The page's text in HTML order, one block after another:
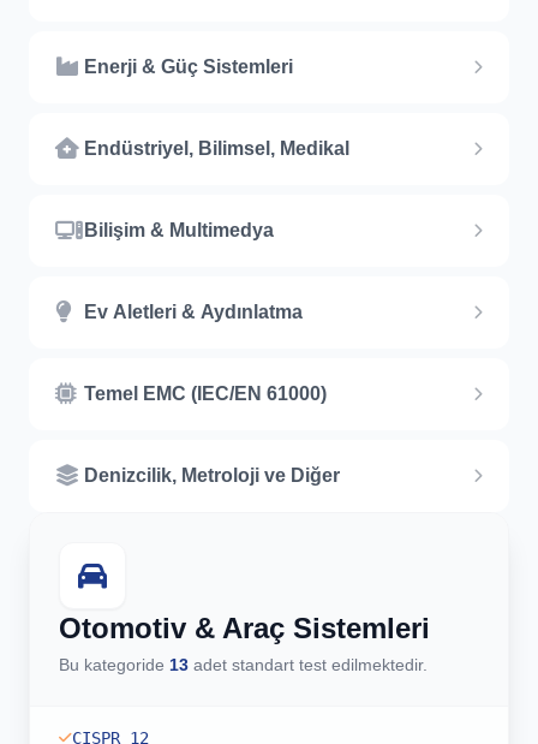
Enerji & Güç Sistemleri
Endüstriyel, Bilimsel, Medikal
Bilişim & Multimedya
Ev Aletleri & Aydınlatma
Temel EMC (IEC/EN 61000)
Denizcilik, Metroloji ve Diğer
Otomotiv & Araç Sistemleri
Bu kategoride 13 adet standart test edilmektedir.
CISPR 12